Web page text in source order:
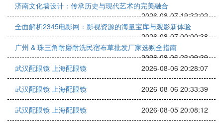
济南文化墙设计：传承历史与现代艺术的完美融合
2026-08-07 19:32:02
全面解析2345电影网：影视资源的海量宝库与观影新体验
2026-08-07 00:00:38
广州 & 珠三角耐磨耐洗民宿布草批发厂家选购全指南
2026-08-06 23:09:39
武汉配眼镜 上海配眼镜
2026-08-06 20:28:07
武汉配眼镜 上海配眼镜 2026-08-06 20:33:39
武汉配眼镜 上海配眼镜 2026-08-05 20:08:12